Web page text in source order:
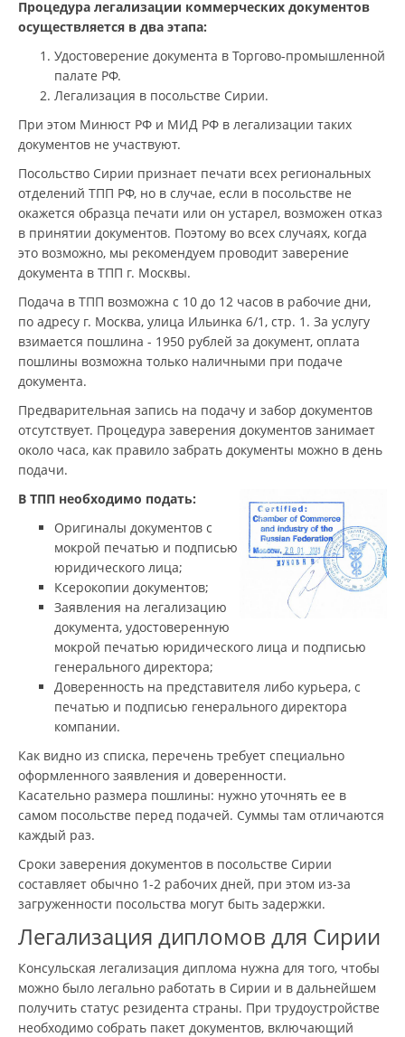
Процедура легализации коммерческих документов
осуществляется в два этапа:
Удостоверение документа в Торгово-промышленной
палате РФ.
Легализация в посольстве Сирии.
При этом Минюст РФ и МИД РФ в легализации таких
документов не участвуют.
Посольство Сирии признает печати всех региональных
отделений ТПП РФ, но в случае, если в посольстве не
окажется образца печати или он устарел, возможен отказ
в принятии документов. Поэтому во всех случаях, когда
это возможно, мы рекомендуем проводит заверение
документа в ТПП г. Москвы.
Подача в ТПП возможна с 10 до 12 часов в рабочие дни,
по адресу г. Москва, улица Ильинка 6/1, cтр. 1. За услугу
взимается пошлина - 1950 рублей за документ, оплата
пошлины возможна только наличными при подаче
документа.
Предварительная запись на подачу и забор документов
отсутствует. Процедура заверения документов занимает
около часа, как правило забрать документы можно в день
подачи.
В ТПП необходимо подать:
Оригиналы документов с
мокрой печатью и подписью
юридического лица;
Ксерокопии документов;
Заявления на легализацию
документа, удостоверенную
мокрой печатью юридического лица и подписью
генерального директора;
Доверенность на представителя либо курьера, с
печатью и подписью генерального директора
компании.
Как видно из списка, перечень требует специально
оформленного заявления и доверенности.
Касательно размера пошлины: нужно уточнять ее в
самом посольстве перед подачей. Суммы там отличаются
каждый раз.
Сроки заверения документов в посольстве Сирии
составляет обычно 1-2 рабочих дней, при этом из-за
загруженности посольства могут быть задержки.
Легализация дипломов для Сирии
Консульская легализация диплома нужна для того, чтобы
можно было легально работать в Сирии и в дальнейшем
получить статус резидента страны. При трудоустройстве
необходимо собрать пакет документов, включающий